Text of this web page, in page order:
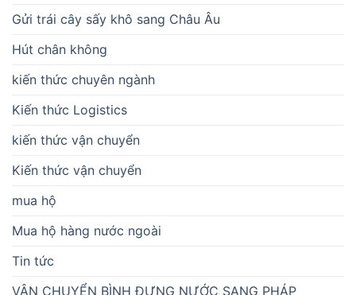
Gửi trái cây sấy khô sang Châu Âu
Hút chân không
kiến thức chuyên ngành
Kiến thức Logistics
kiến thức vận chuyển
Kiến thức vận chuyển
mua hộ
Mua hộ hàng nước ngoài
Tin tức
VẬN CHUYỂN BÌNH ĐỰNG NƯỚC SANG PHÁP